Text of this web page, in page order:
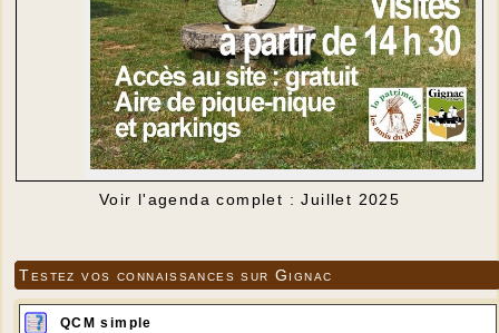
Voir l'agenda complet : Juillet 2025
Testez vos connaissances sur Gignac
QCM simple